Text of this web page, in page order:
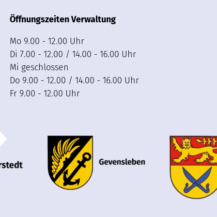
Öffnungszeiten Verwaltung
Mo 9.00 - 12.00 Uhr
Di 7.00 - 12.00 / 14.00 - 16.00 Uhr
Mi geschlossen
Do 9.00 - 12.00 / 14.00 - 16.00 Uhr
Fr 9.00 - 12.00 Uhr